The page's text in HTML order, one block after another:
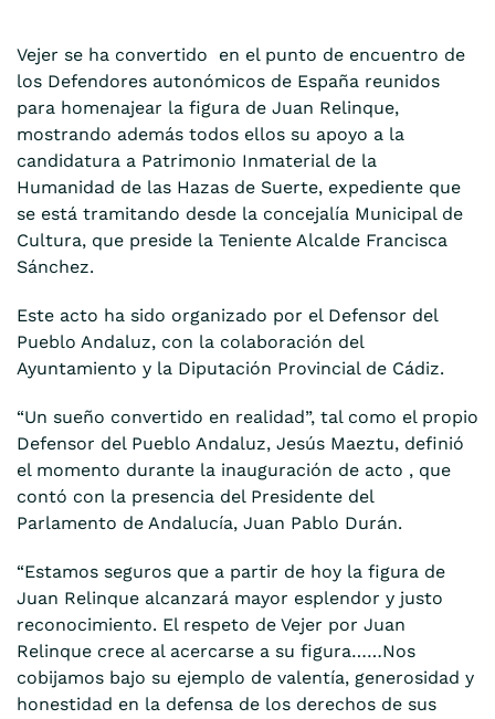
Vejer se ha convertido en el punto de encuentro de
los Defendores autonómicos de España reunidos
para homenajear la figura de Juan Relinque,
mostrando además todos ellos su apoyo a la
candidatura a Patrimonio Inmaterial de la
Humanidad de las Hazas de Suerte, expediente que
se está tramitando desde la concejalía Municipal de
Cultura, que preside la Teniente Alcalde Francisca
Sánchez.
Este acto ha sido organizado por el Defensor del
Pueblo Andaluz, con la colaboración del
Ayuntamiento y la Diputación Provincial de Cádiz.
“Un sueño convertido en realidad”, tal como el propio
Defensor del Pueblo Andaluz, Jesús Maeztu, definió
el momento durante la inauguración de acto , que
contó con la presencia del Presidente del
Parlamento de Andalucía, Juan Pablo Durán.
“Estamos seguros que a partir de hoy la figura de
Juan Relinque alcanzará mayor esplendor y justo
reconocimiento. El respeto de Vejer por Juan
Relinque crece al acercarse a su figura……Nos
cobijamos bajo su ejemplo de valentía, generosidad y
honestidad en la defensa de los derechos de sus